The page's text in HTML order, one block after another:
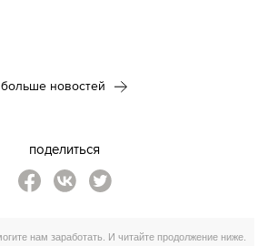
больше новостей
поделиться